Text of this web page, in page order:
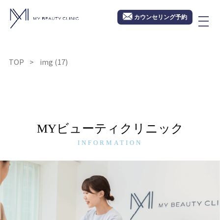
カウンセリング予約
TOP img (17)
MYビューティクリニック
INFORMATION